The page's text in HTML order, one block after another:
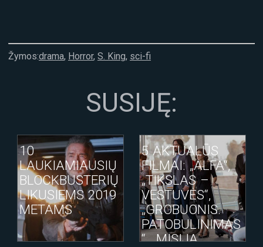
Žymos:drama, Horror, S. King, sci-fi
SUSIJĘ:
10
LAUKIAMIAUSIŲ
BLOCKBUSTERIŲ
LIKUSIEMS 2019
METAMS
5 AKTUALŪS
FILMAI: „ALFA“,
„TIKSLAS –
VESTUVĖS“,
„GROBUONIS.
PATOBULINIMAS
“, „MISIJA